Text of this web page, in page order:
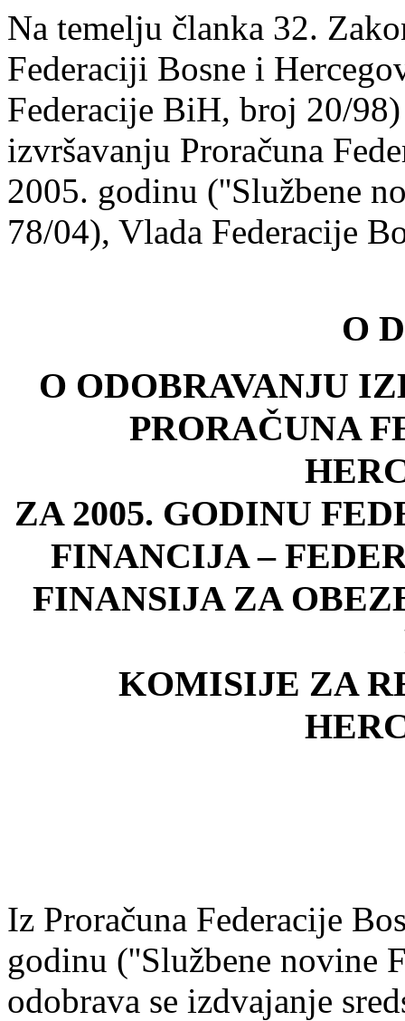
Na temelju članka 32.
Federaciji Bosne i
Federacije BiH, broj 20/
izvršavanju Proračuna
2005. godinu (''Službene
78/04), Vlada Federacije
O
O ODOBRAVANJU
PRORAČUNA
ZA 2005. GODINU
FINANCIJA –
FINANSIJA ZA
KOMISIJE ZA
Iz Proračuna Federacije
godinu (''Službene novine
odobrava se izdvajanje